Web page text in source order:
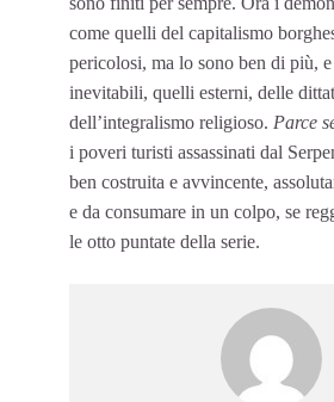
come quelli del capitalismo
pericolosi, ma lo sono ben di più,
inevitabili, quelli esterni, delle
dell’integralismo religioso. Parce
i poveri turisti assassinati dal
ben costruita e avvincente,
e da consumare in un colpo, se
le otto puntate della serie.